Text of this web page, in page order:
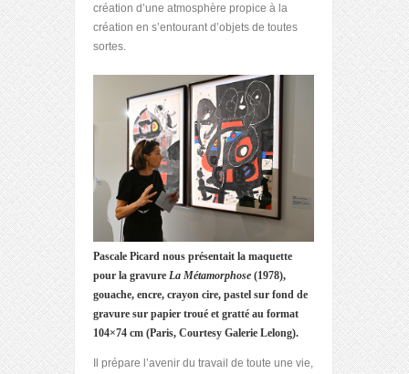
création d’une atmosphère propice à la
création en s’entourant d’objets de toutes
sortes.
Pascale Picard nous présentait la maquette
pour la gravure La Métamorphose (1978),
gouache, encre, crayon cire, pastel sur fond de
gravure sur papier troué et gratté au format
104×74 cm (Paris, Courtesy Galerie Lelong).
Il prépare l’avenir du travail de toute une vie,